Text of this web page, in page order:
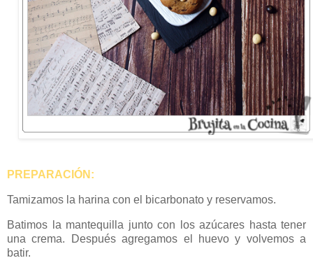
PREPARACIÓN:
Tamizamos la harina con el bicarbonato y reservamos.
Batimos la mantequilla junto con los azúcares hasta tener
una crema. Después agregamos el huevo y volvemos a
batir.